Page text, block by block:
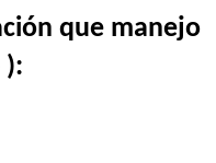
que manejo
):